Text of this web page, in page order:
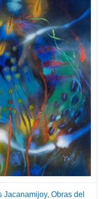
Jacanamijoy, Obras del